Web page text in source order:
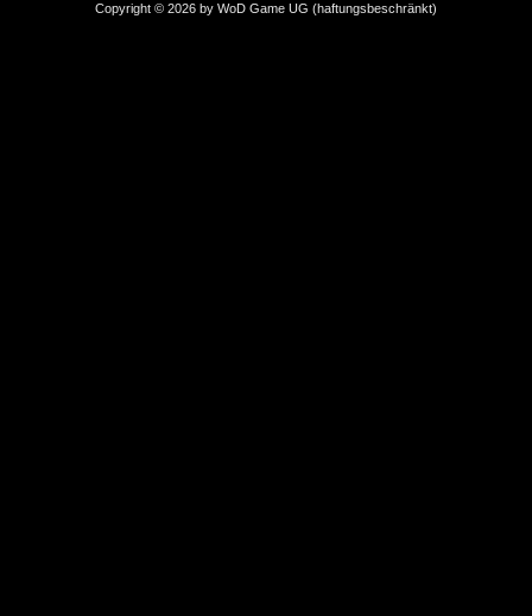
Copyright © 2026 by WoD Game UG (haftungsbeschränkt)